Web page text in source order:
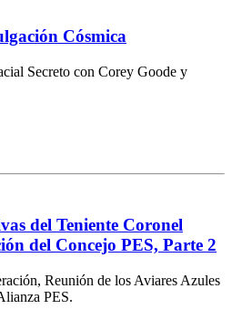
Cósmica
Secreto con Corey Goode y
del Teniente Coronel
del Concejo PES, Parte 2
Reunión de los Aviares Azules
PES.